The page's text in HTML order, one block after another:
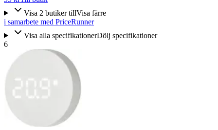
Visa 2 butiker tillVisa färre
i samarbete med PriceRunner
Visa alla specifikationerDölj specifikationer
6